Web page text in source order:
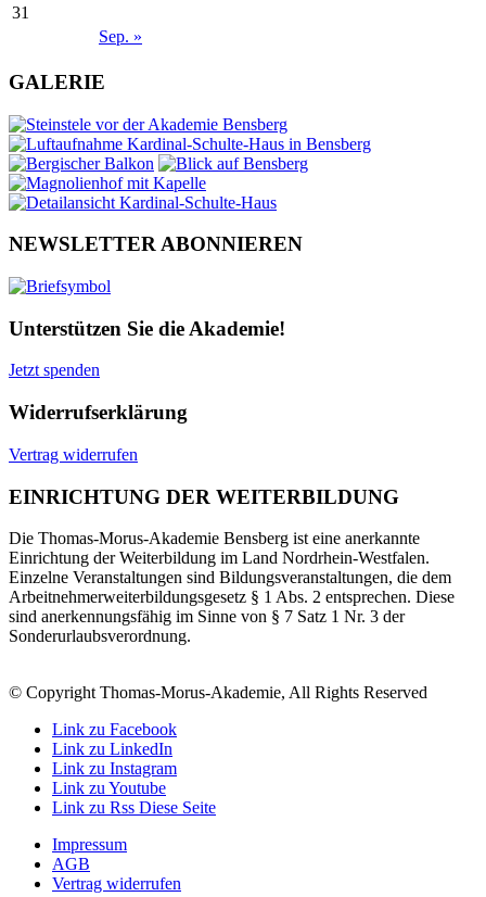
Sep. »
31
GALERIE
NEWSLETTER ABONNIEREN
Unterstützen Sie die Akademie!
Jetzt spenden
Widerrufserklärung
Vertrag widerrufen
EINRICHTUNG DER WEITERBILDUNG
Die Thomas-Morus-Akademie Bensberg ist eine anerkannte
Einrichtung der Weiterbildung im Land Nordrhein-Westfalen.
Einzelne Veranstaltungen sind Bildungsveranstaltungen, die dem
Arbeitnehmerweiterbildungsgesetz § 1 Abs. 2 entsprechen. Diese
sind anerkennungsfähig im Sinne von § 7 Satz 1 Nr. 3 der
Sonderurlaubsverordnung.
© Copyright Thomas-Morus-Akademie, All Rights Reserved
Link zu Facebook
Link zu LinkedIn
Link zu Instagram
Link zu Youtube
Link zu Rss Diese Seite
Impressum
AGB
Vertrag widerrufen